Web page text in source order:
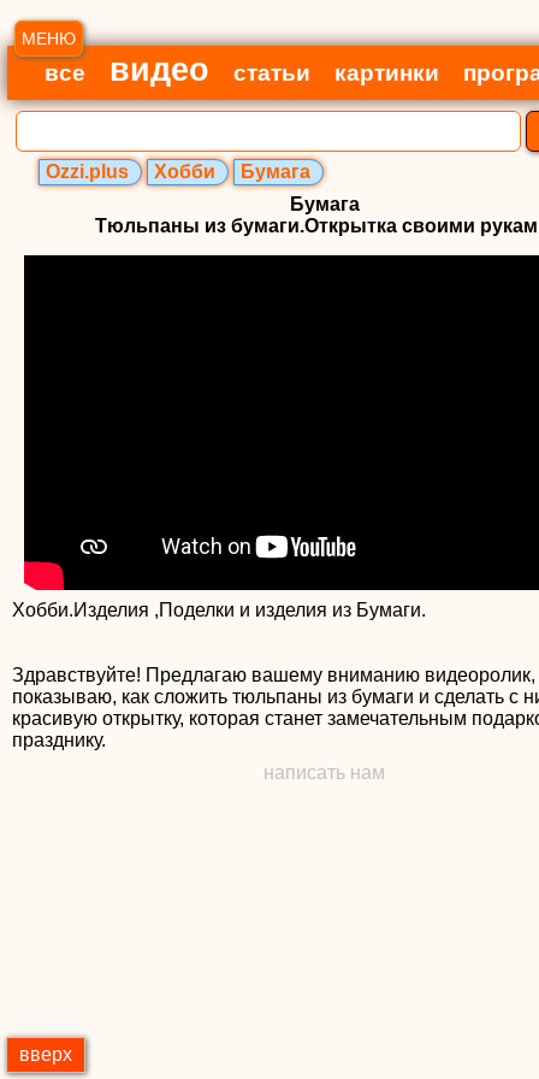
МЕНЮ
все видео статьи картинки
Ozzi.plus Хобби
Бумага
Бумага
Тюльпаны из бумаги.Открытка своими
Хобби.Изделия ,Поделки и изделия из Бумаги.
Здравствуйте! Предлагаю вашему вниманию видеоролик,
показываю, как сложить тюльпаны из бумаги и сделать с
красивую открытку, которая станет замечательным
написать нам
вверх